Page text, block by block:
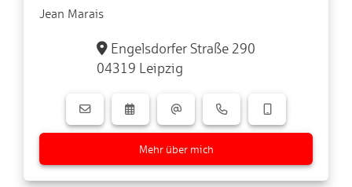
Jean Marais
Engelsdorfer Straße 290
04319 Leipzig
Mehr über mich